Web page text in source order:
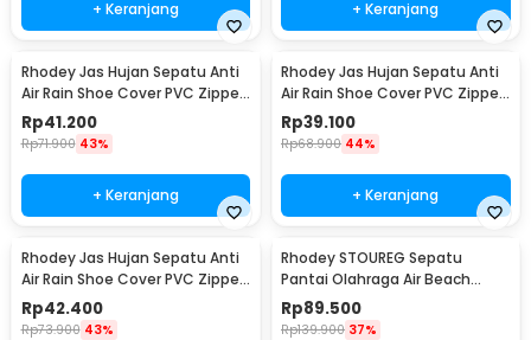
+ Keranjang + Keranjang
Rhodey Jas Hujan Sepatu Anti
Air Rain Shoe Cover PVC Zipper
Reflector S - H-212
Rp41.200
Rp71.900 43%
+ Keranjang
Rhodey Jas Hujan Sepatu Anti
Air Rain Shoe Cover PVC Zipper
Reflector M - H-212
Rp39.100
Rp68.900 44%
+ Keranjang
Rhodey Jas Hujan Sepatu Anti
Air Rain Shoe Cover PVC Zipper
Reflector L - H-212
Rp42.400
Rp73.900 43%
Rhodey STOUREG Sepatu
Pantai Olahraga Air Beach
Shoes 42 - 6688
Rp89.500
Rp139.900 37%